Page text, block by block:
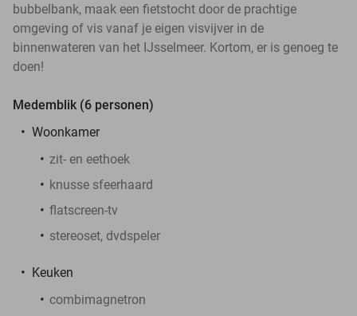
bubbelbank, maak een fietstocht door de prachtige
omgeving of vis vanaf je eigen visvijver in de
binnenwateren van het IJsselmeer. Kortom, er is genoeg te
doen!
Medemblik (6 personen)
Woonkamer
zit- en eethoek
knusse sfeerhaard
flatscreen-tv
stereoset, dvdspeler
Keuken
combimagnetron